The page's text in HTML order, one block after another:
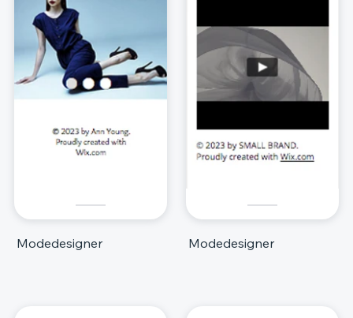
Modedesigner Modedesigner